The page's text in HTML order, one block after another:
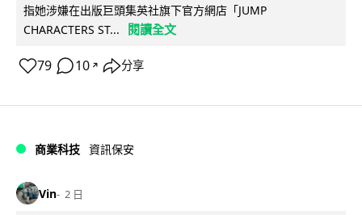
指她涉嫌在出版巨頭集英社旗下官方網店「JUMP
CHARACTERS ST...
閱讀全文
79 10 ↗ 分享
商業科技 資訊保安
Vin 2 日